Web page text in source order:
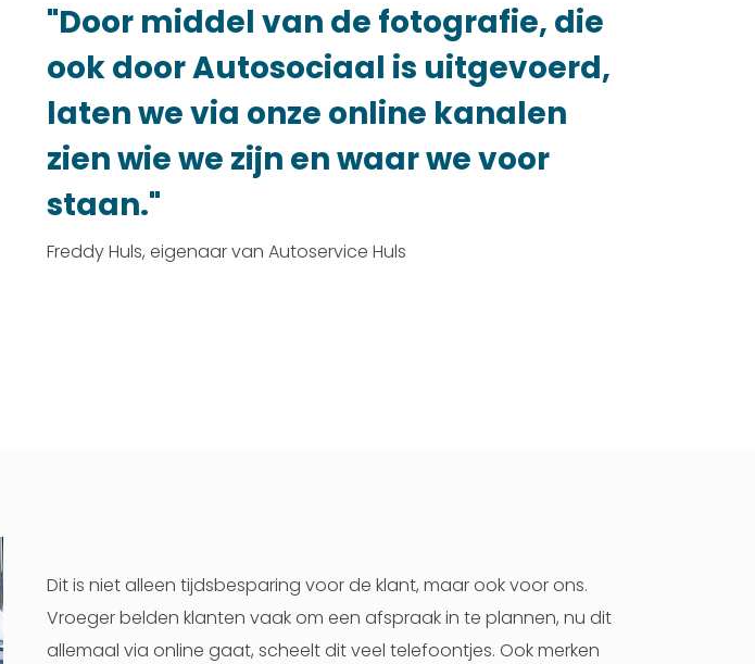
"Door middel van de fotografie, die
ook door Autosociaal is uitgevoerd,
laten we via onze online kanalen
zien wie we zijn en waar we voor
staan."
Freddy Huls, eigenaar van Autoservice Huls
Dit is niet alleen tijdsbesparing voor de klant, maar ook voor ons.
Vroeger belden klanten vaak om een afspraak in te plannen, nu dit
allemaal via online gaat, scheelt dit veel telefoontjes. Ook merken